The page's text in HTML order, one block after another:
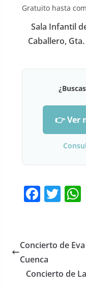
Gratuito hasta
Sala Infantil
Caballero,
👉 Ver
F
e
b
o
T
er
W
Concierto de
Cuenca
Concierto de